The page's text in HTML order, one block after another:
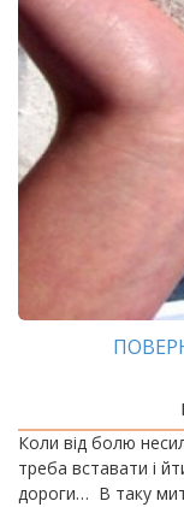
Коли від болю
треба вставати і
дороги… В таку